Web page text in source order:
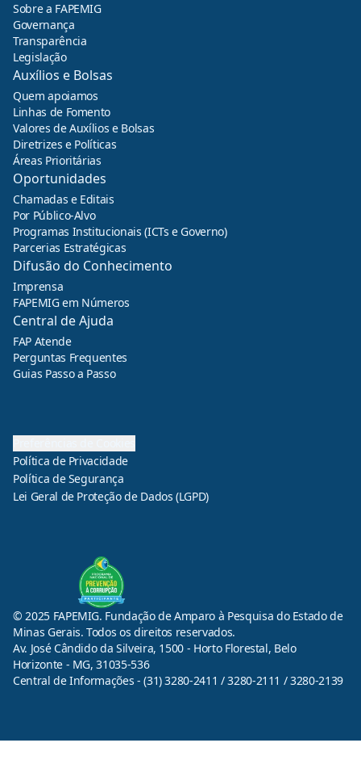
Sobre a FAPEMIG
Governança
Transparência
Legislação
Auxílios e Bolsas
Quem apoiamos
Linhas de Fomento
Valores de Auxílios e Bolsas
Diretrizes e Políticas
Áreas Prioritárias
Oportunidades
Chamadas e Editais
Por Público-Alvo
Programas Institucionais (ICTs e Governo)
Parcerias Estratégicas
Difusão do Conhecimento
Imprensa
FAPEMIG em Números
Central de Ajuda
FAP Atende
Perguntas Frequentes
Guias Passo a Passo
Política de Privacidade
Política de Segurança
Lei Geral de Proteção de Dados (LGPD)
© 2025 FAPEMIG. Fundação de Amparo à Pesquisa do Estado de
Minas Gerais. Todos os direitos reservados.
Av. José Cândido da Silveira, 1500 - Horto Florestal, Belo
Horizonte - MG, 31035-536
Central de Informações - (31) 3280-2411 / 3280-2111 / 3280-2139